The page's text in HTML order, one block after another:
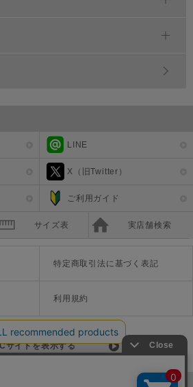
LINE
X（旧Twitter）
ご利用ガイド
サイズ表 実店舗検索
特定商取引法に基づく表記
利用規約
サイトを表示する
on the "Winnie the Pooh" works by A.A. Milne and E.H. Shepard.